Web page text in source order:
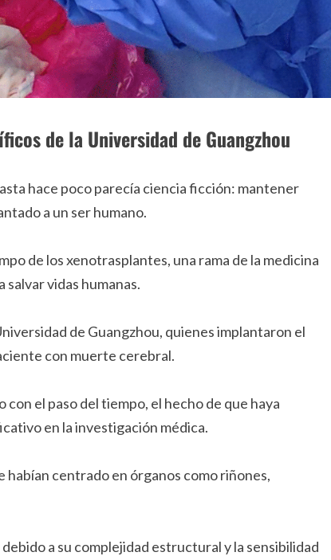
de la Universidad de Guangzhou
hace poco parecía ciencia ficción: mantener
a un ser humano.
de los xenotrasplantes, una rama de la medicina
vidas humanas.
de Guangzhou, quienes implantaron el
con muerte cerebral.
el paso del tiempo, el hecho de que haya
en la investigación médica.
centrado en órganos como riñones,
a su complejidad estructural y la sensibilidad